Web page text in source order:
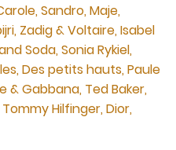
Sandro, Maje,
Zadig & Voltaire, Isabel
Soda, Sonia Rykiel,
Des petits hauts, Paule
& Gabbana, Ted Baker,
Hilfinger, Dior,